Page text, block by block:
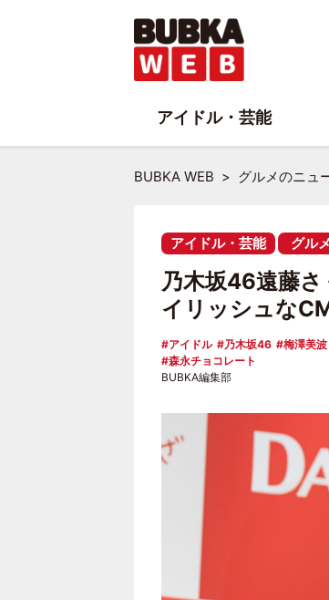
BUBKA WEB グルメのニュ
アイドル・芸能 グルメ
乃木坂46遠藤
イリッシュな
アイドル 乃木坂46 梅澤美波
森永チョコレート
BUBKA編集部
アイドル・芸能